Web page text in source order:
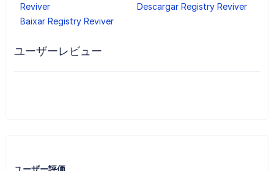
Reviver
Descargar Registry Reviver
Baixar Registry Reviver
ユーザーレビュー
ユーザー評価